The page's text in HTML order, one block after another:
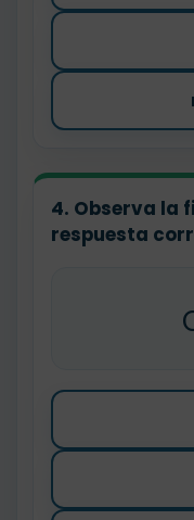
4. Observa la
respuesta